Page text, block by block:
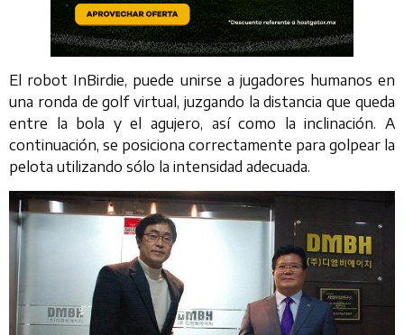
El robot InBirdie, puede unirse a jugadores humanos en
una ronda de golf virtual, juzgando la distancia que queda
entre la bola y el agujero, así como la inclinación. A
continuación, se posiciona correctamente para golpear la
pelota utilizando sólo la intensidad adecuada.